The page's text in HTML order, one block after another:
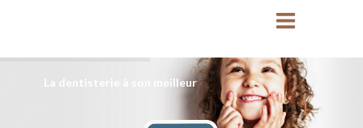
La dentisterie à son meilleur